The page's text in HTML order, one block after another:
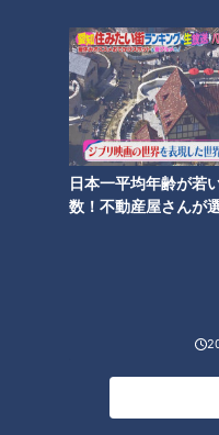
日本一平均年齢が若
数！不動産屋さんが
・オリーブオイル 大さじ1
・塩コショウ 少々
もやしは、弱火で炒めて
普段のハンバーグを作る
えるだけと超簡単！ やわ
ンバーグに仕上がります。
『チャント！』は、CBC
- 19:00に放送されている